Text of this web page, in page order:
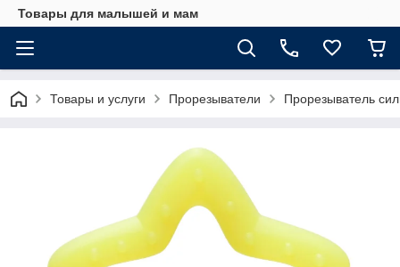
Товары для малышей и мам
Товары и услуги Прорезыватели Прорезыватель